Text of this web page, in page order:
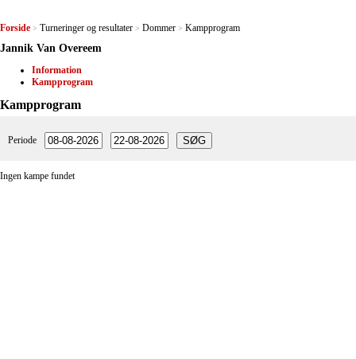
Forside > Turneringer og resultater > Dommer > Kampprogram
Jannik Van Overeem
Information
Kampprogram
Kampprogram
Periode
Ingen kampe fundet